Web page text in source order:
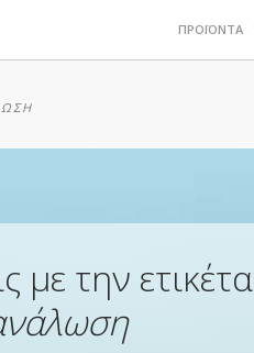
ΠΡΟΪΟΝΤΑ
με την ετικέτα